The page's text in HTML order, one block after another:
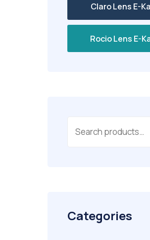
Claro Lens E-
Rocio Lens E-
Categories